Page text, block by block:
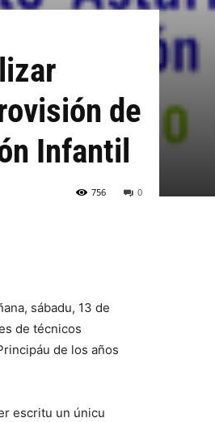
de
Infantil
0
756
sábadu, 13 de
de técnicos
de los años
escritu un únicu